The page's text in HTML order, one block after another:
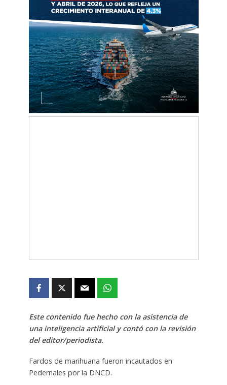
Este contenido fue hecho con la asistencia de
una inteligencia artificial y contó con la revisión
del editor/periodista.
Fardos de marihuana fueron incautados en
Pedernales por la DNCD.